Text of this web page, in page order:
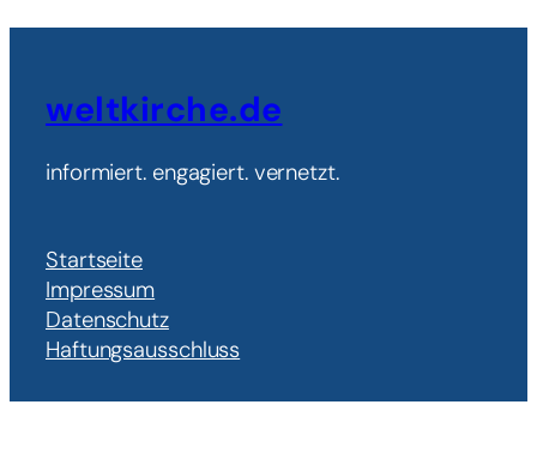
weltkirche.de
informiert. engagiert. vernetzt.
Startseite
Impressum
Datenschutz
Haftungsausschluss